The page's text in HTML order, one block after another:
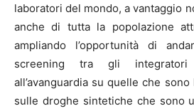
laboratori del mondo, a vantaggio
anche di tutta la popolazione
ampliando l’opportunità di
screening tra gli
all’avanguardia su quelle che
sulle droghe sintetiche che sono